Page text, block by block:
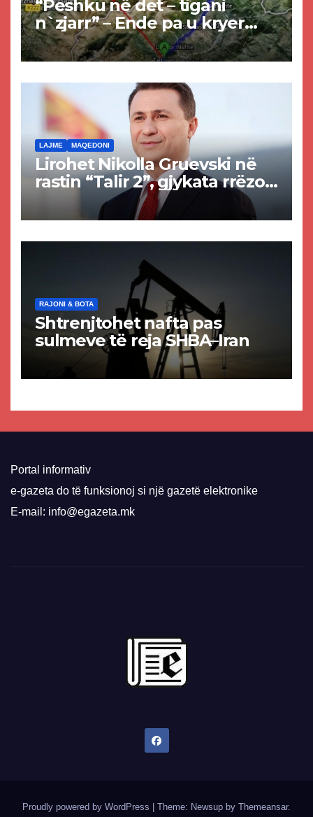
“Peshku në det – tigani
n`zjarr” – Ende pa u kryer
projekti i tunelit, komuna e
Tetovës nis punimet për
LAJME MAQEDONI
Lirohet Nikolla Gruevski në
rastin “Talir 2”, gjykata rrëzon
akuzat për ndërtimin e
paligjshëm të selisë së
RAJONI & BOTA
Shtrenjtohet nafta pas
sulmeve të reja SHBA–Iran
Portal informativ
e-gazeta do të funksionoj si një gazetë elektronike
E-mail: info@egazeta.mk
Proudly powered by WordPress Theme: Newsup by Themeansar.